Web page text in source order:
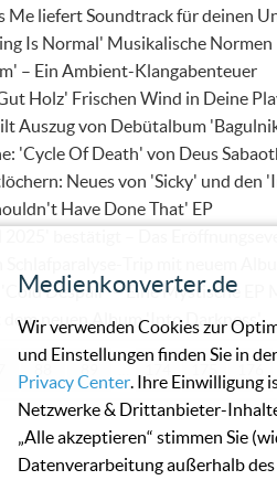
liefert Soundtrack für deinen
Is Normal' Musikalische Normen
– Ein Ambient-Klangabenteuer
Holz' Frischen Wind in Deine
Auszug von Debütalbum
'Cycle Of Death' von Deus
Neues von 'Sicky' und den
Have Done That' EP
bestätigt – Das Eröffnungsevent
Trip mit neuem
Despair' – Eine Mystische EP
neuen Album 'Into Darkness'
…
Medienkonverter.de
Wir verwenden Cookies zur
und Einstellungen finden Sie in der
Privacy Center. Ihre Einwilligung
Netzwerke & Drittanbieter-
„Alle akzeptieren“ stimmen Sie
Datenverarbeitung außerhalb